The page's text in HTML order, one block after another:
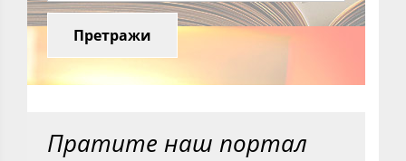
Претражи
Пратите наш портал